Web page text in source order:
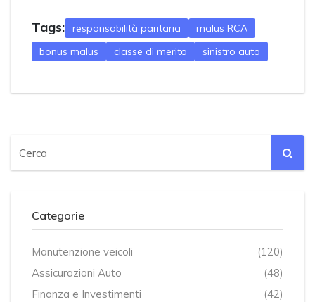
Tags: responsabilità paritaria
malus RCA
bonus malus
classe di merito sinistro auto
Categorie
Manutenzione veicoli
(120)
Assicurazioni Auto
(48)
Finanza e Investimenti
(42)